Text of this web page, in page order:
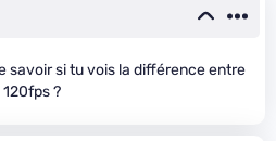
savoir si tu vois la différence entre
?